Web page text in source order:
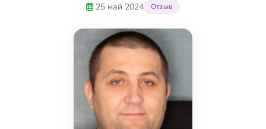
25 май 2024 Отзыв